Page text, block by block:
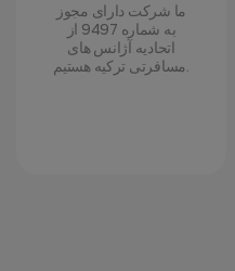
ما شرکت دارای مجوز
به شماره 9497 از
اتحادیه آژانس های
مسافرتی ترکیه هستیم.